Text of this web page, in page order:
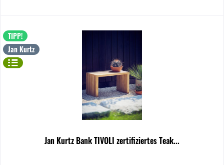
TIPP!
Jan Kurtz
Jan Kurtz Bank TIVOLI zertifiziertes Teak...